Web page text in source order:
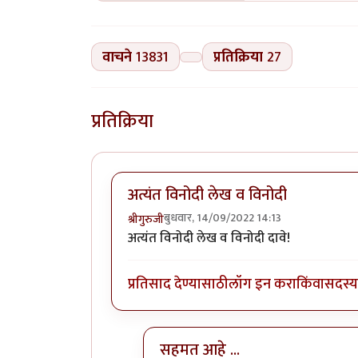
वाचने13831 प्रतिक्रिया 27
प्रतिक्रिया
अत्यंत विनोदी लेख व विनोदी
श्रीगुरुजीबुधवार, 14/09/2022 14:13
अत्यंत विनोदी लेख व विनोदी दावे!
प्रतिसाद देण्यासाठीलॉग इन कराकिंवासदस्य
सहमत आहे ...